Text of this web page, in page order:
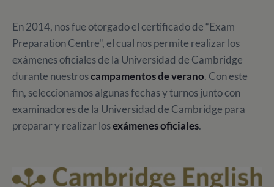
En 2014, nos fue otorgado el certificado de “Exam
Preparation Centre", el cual nos permite realizar los
exámenes oficiales de la Universidad de Cambridge
durante nuestroscampamentos de verano. Con este
fin, seleccionamos algunas fechas y turnos junto con
examinadores de la Universidad de Cambridge para
preparar y realizar losexámenes oficiales.